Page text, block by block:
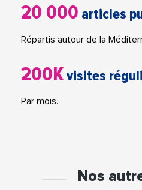
20 000 articles
Répartis autour de la
200Kvisites
Par mois.
Nos